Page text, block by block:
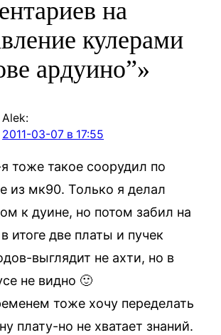
на
кулерами
ардуино”»
Alek:
2011-03-07 в 17:55
тоже такое соорудил по
из мк90. Только я делал
к дуине, но потом забил на
итоге две платы и пучек
выглядит не ахти, но в
не видно 🙂
тоже хочу переделать
плату-но не хватает знаний.